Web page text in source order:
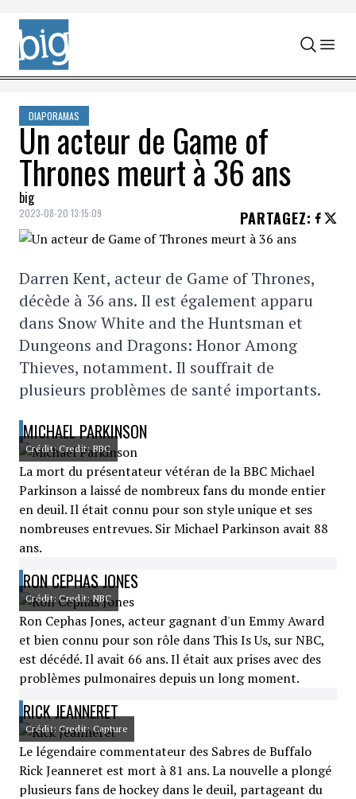
Skip to content
DIAPORAMAS
Un acteur de Game of
Thrones meurt à 36 ans
big
2023-08-20 13:15:09 PARTAGEZ:
Darren Kent, acteur de Game of Thrones,
décède à 36 ans. Il est également apparu
dans Snow White and the Huntsman et
Dungeons and Dragons: Honor Among
Thieves, notamment. Il souffrait de
plusieurs problèmes de santé importants.
MICHAEL PARKINSON
Crédit: Credit: BBC
La mort du présentateur vétéran de la BBC Michael
Parkinson a laissé de nombreux fans du monde entier
en deuil. Il était connu pour son style unique et ses
nombreuses entrevues. Sir Michael Parkinson avait 88
ans.
RON CEPHAS JONES
Crédit: Credit: NBC
Ron Cephas Jones, acteur gagnant d'un Emmy Award
et bien connu pour son rôle dans This Is Us, sur NBC,
est décédé. Il avait 66 ans. Il était aux prises avec des
problèmes pulmonaires depuis un long moment.
RICK JEANNERET
Crédit: Credit: Capture
Le légendaire commentateur des Sabres de Buffalo
Rick Jeanneret est mort à 81 ans. La nouvelle a plongé
plusieurs fans de hockey dans le deuil, partageant du